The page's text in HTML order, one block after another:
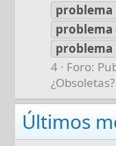
problema
problema
problema
4
Foro:
¿Obsoletas?
Últimos